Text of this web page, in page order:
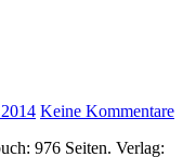
Keine Kommentare